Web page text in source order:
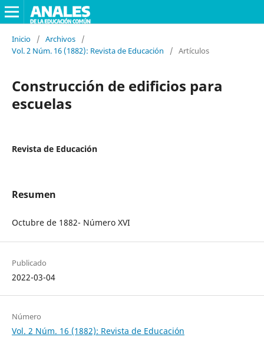
Inicio / Archivos
/
Vol. 2 Núm. 16 (1882): Revista de Educación
/ Artículos
Construcción de edificios para
escuelas
Revista de Educación
Resumen
Octubre de 1882- Número XVI
Publicado
2022-03-04
Número
Vol. 2 Núm. 16 (1882): Revista de Educación